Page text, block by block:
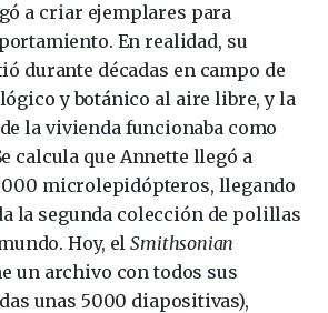
a criar ejemplares para
En realidad, su
durante décadas en campo de
y botánico al aire libre, y la
la vivienda funcionaba como
calcula que Annette llegó a
000 microlepidópteros, llegando
la segunda colección de polillas
Hoy, elSmithsonian
un archivo con todos sus
unas 5000 diapositivas),